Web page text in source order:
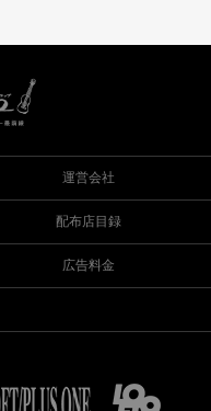
運営会社
配布店目録
広告料金